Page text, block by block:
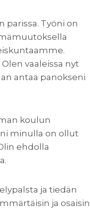
Työni on
vaaleissa nyt
antaa panokseni
koulun
minulla on ollut
ehdolla
ja tiedän
ja osaisin